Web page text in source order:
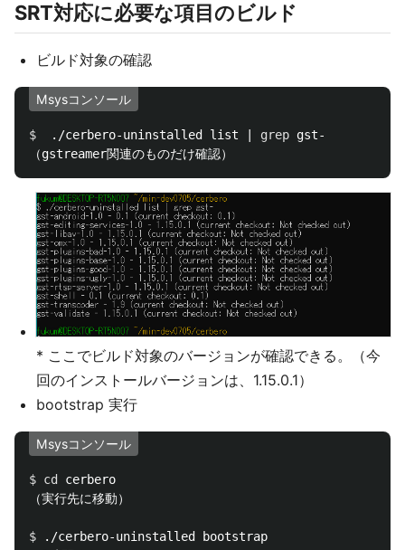
SRT対応に必要な項目のビルド
ビルド対象の確認
Msysコンソール
$ ./cerbero-uninstalled list | grep gst-
* ここでビルド対象のバージョンが確認できる。（今
回のインストールバージョンは、1.15.0.1）
bootstrap 実行
Msysコンソール
$ cd cerbero
（実行先に移動）
$
./cerbero-uninstalled bootstrap